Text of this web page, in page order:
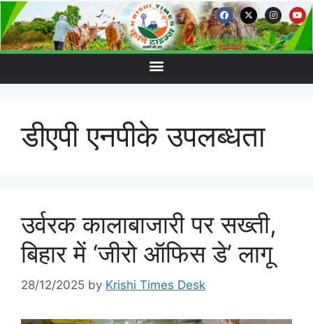
डीएपी एनपीके उपलब्धता
उर्वरक कालाबाजारी पर सख्ती,
बिहार में ‘जीरो ऑफिस डे’ लागू
28/12/2025 by Krishi Times Desk